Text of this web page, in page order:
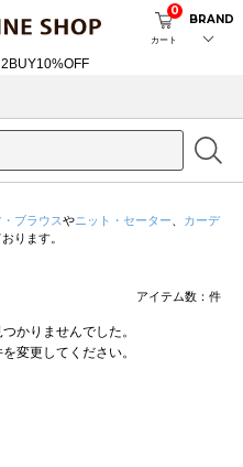
カート
0
BRAND
ブラウスやニット・セーター
カーデ
ります。
アイテム数： 件
かりませんでした。
変更してください。